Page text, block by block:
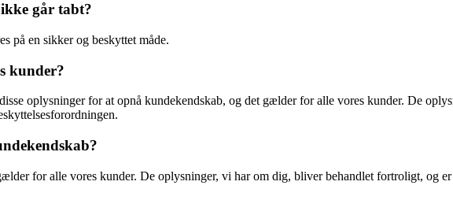
går tabt?
på en sikker og beskyttet måde.
kunder?
oplysninger for at opnå kundekendskab, og det gælder for alle vores kunder. De
for alle vores kunder. De oplysninger, vi har om dig, bliver behandlet fortroligt, og